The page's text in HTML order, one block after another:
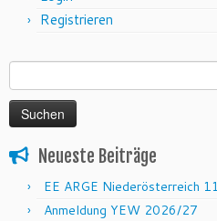
Registrieren
Neueste Beiträge
EE ARGE Niederösterreich
Anmeldung YEW 2026/27